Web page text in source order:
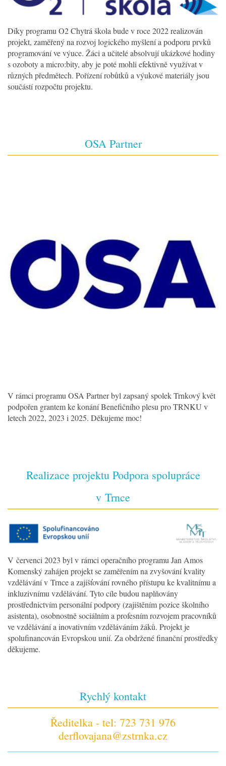
Díky programu O2 Chytrá škola bude v roce 2022 realizován
projekt, zaměřený na rozvoj logického myšlení a podporu prvků
programování ve výuce. Žáci a učitelé absolvují ukázkové hodiny
s ozoboty a micro:bity, aby je poté mohli efektivně využívat v
různých předmětech. Pořízení robůtků a výukové materiály jsou
součástí rozpočtu projektu.
OSA Partner
V rámci programu OSA Partner byl zapsaný spolek Trnkový květ
podpořen grantem ke konání Benefičního plesu pro TRNKU v
letech 2022, 2023 i 2025. Děkujeme moc!
Realizace projektu Podpora spolupráce
v Trnce
V červenci 2023 byl v rámci operačního programu Jan Amos
Komenský zahájen projekt se zaměřením na zvyšování kvality
vzdělávání v Trnce a zajišťování rovného přístupu ke kvalitnímu a
inkluzivnímu vzdělávání. Tyto cíle budou naplňovány
prostřednictvím personální podpory (zajištěním pozice školního
asistenta), osobnostně sociálním a profesním rozvojem pracovníků
ve vzdělávání a inovativním vzděláváním žáků. Projekt je
spolufinancován Evropskou unií. Za obdržené finanční prostředky
děkujeme.
Rychlý kontakt
Ředitelka - tel: 723 731 976
derflovajana@zstrnka.cz